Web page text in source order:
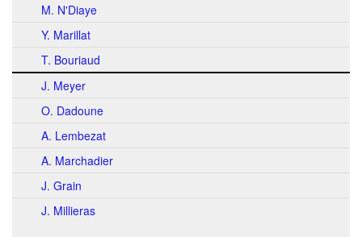
M. N'Diaye
Y. Marillat
T. Bouriaud
J. Meyer
O. Dadoune
A. Lembezat
A. Marchadier
J. Grain
J. Millieras